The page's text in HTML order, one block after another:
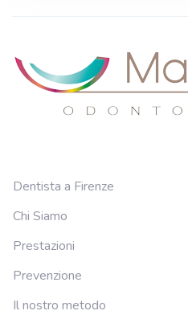
Dentista a Firenze
Chi Siamo
Prestazioni
Prevenzione
Il nostro metodo